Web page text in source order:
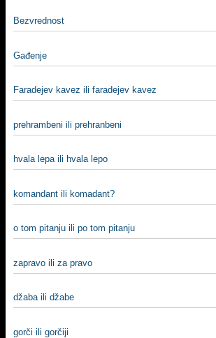
Bezvrednost
Gađenje
Faradejev kavez ili faradejev kavez
prehrambeni ili prehranbeni
hvala lepa ili hvala lepo
komandant ili komadant?
o tom pitanju ili po tom pitanju
zapravo ili za pravo
džaba ili džabe
gorči ili gorčiji